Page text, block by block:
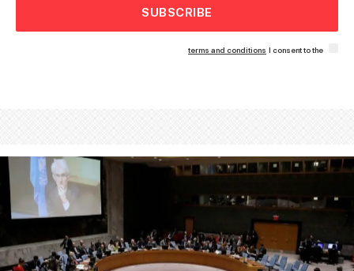
SUBSCRIBE
I consent to the
terms and conditions